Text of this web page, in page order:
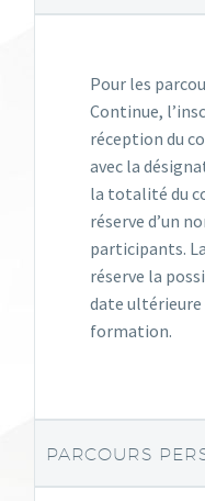
Pour les
Continue,
réception du
avec la
la totalité du
réserve d’un
participants.
réserve la
date ultérieure
formation.
PARCOURS